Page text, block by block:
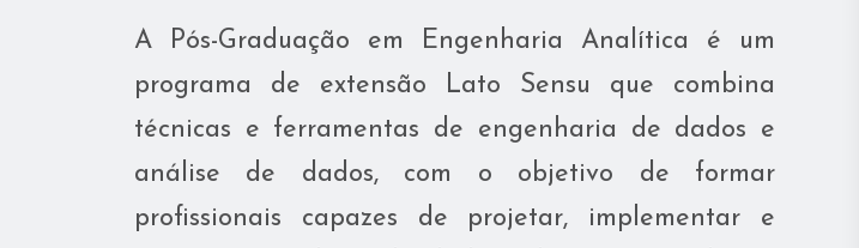
A Pós-Graduação em Engenharia Analítica é um
programa de extensão Lato Sensu que combina
técnicas e ferramentas de engenharia de dados e
análise de dados, com o objetivo de formar
profissionais capazes de projetar, implementar e